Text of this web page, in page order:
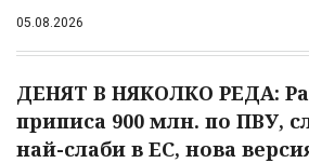
05.08.2026
ДЕНЯТ В НЯКОЛКО РЕДА:
приписа 900 млн. по ПВУ,
най-слаби в ЕС, нова